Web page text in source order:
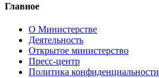
Главное
О Министерстве
Деятельность
Открытое министерство
Пресс-центр
Политика конфиденциальности